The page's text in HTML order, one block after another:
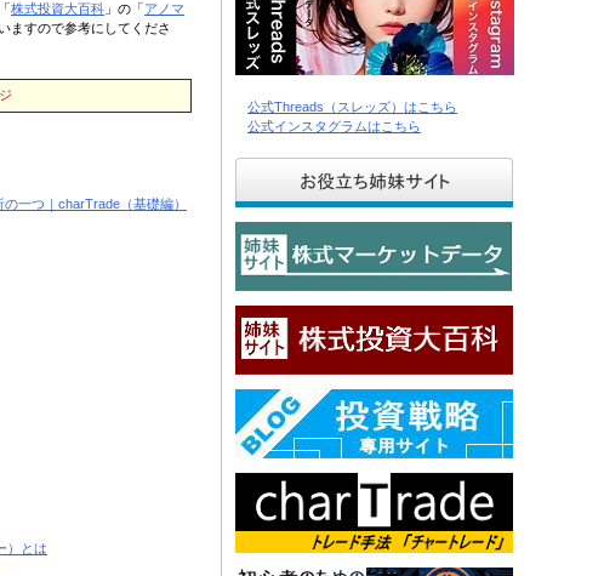
株式投資大百科 」の「 アノマ
ますので参考にしてくださ
一つ｜charTrade（基礎編）
）とは
公式Threads（スレッズ）はこちら
公式インスタグラムはこちら